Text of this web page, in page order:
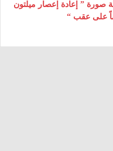
” إعادة إعصار ميلتون
على عقب “